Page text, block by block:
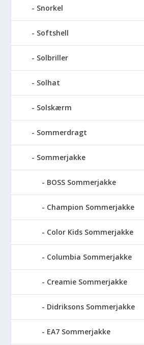
Snorkel
Softshell
Solbriller
Solhat
Solskærm
Sommerdragt
Sommerjakke
BOSS Sommerjakke
Champion Sommerjakke
Color Kids Sommerjakke
Columbia Sommerjakke
Creamie Sommerjakke
Didriksons Sommerjakke
EA7 Sommerjakke